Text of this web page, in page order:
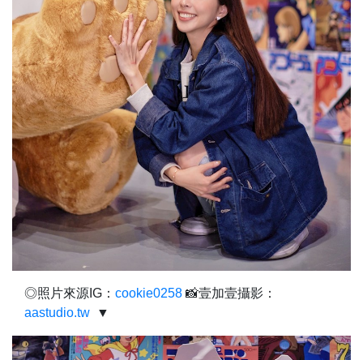
◎照片來源IG： cookie0258 📸壹加壹攝影：
aastudio.tw ▼